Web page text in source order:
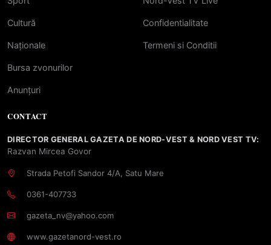
Cultură
Naționale
Bursa zvonurilor
Anunțuri
Confidentialitate
Termeni si Conditii
CONTACT
DIRECTOR GENERAL GAZETA DE NORD-VEST & NORD VEST TV:
Razvan Mircea Govor
Strada Petofi Sandor 4/A, Satu Mare
0361-407733
gazeta_nv@yahoo.com
www.gazetanord-vest.ro